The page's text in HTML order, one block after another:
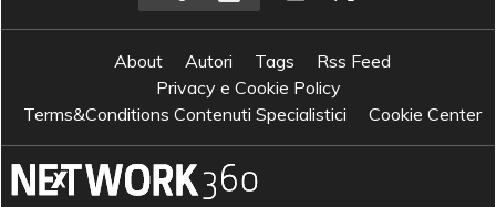
About Autori Tags
Rss Feed
Privacy e Cookie Policy
Terms&Conditions Contenuti Specialistici
Cookie Center